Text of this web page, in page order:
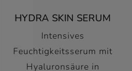
HYDRA SKIN SERUM
Intensives
Feuchtigkeitsserum mit
Hyaluronsäure in